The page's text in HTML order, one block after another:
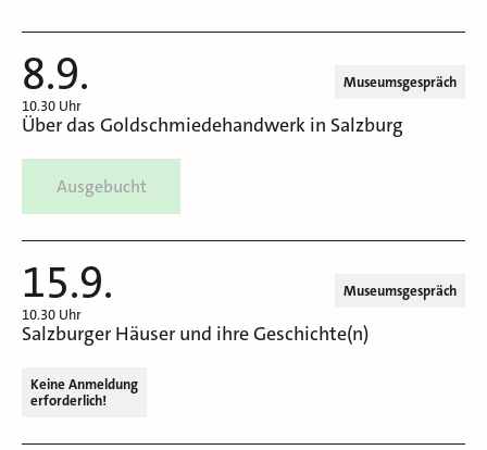
8.9.
10.30 Uhr
Museumsgespräch
Über das Goldschmiedehandwerk in Salzburg
Ausgebucht
15.9.
10.30 Uhr
Museumsgespräch
Salzburger Häuser und ihre Geschichte(n)
Keine Anmeldung
erforderlich!